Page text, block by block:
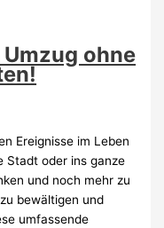
ohne
Ereignisse im Leben
Stadt oder ins ganze
und noch mehr zu
bewältigen und
umfassende